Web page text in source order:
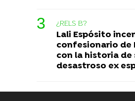
¿RELS B?
Lali Espósito
confesionario de
con la historia de
desastroso ex